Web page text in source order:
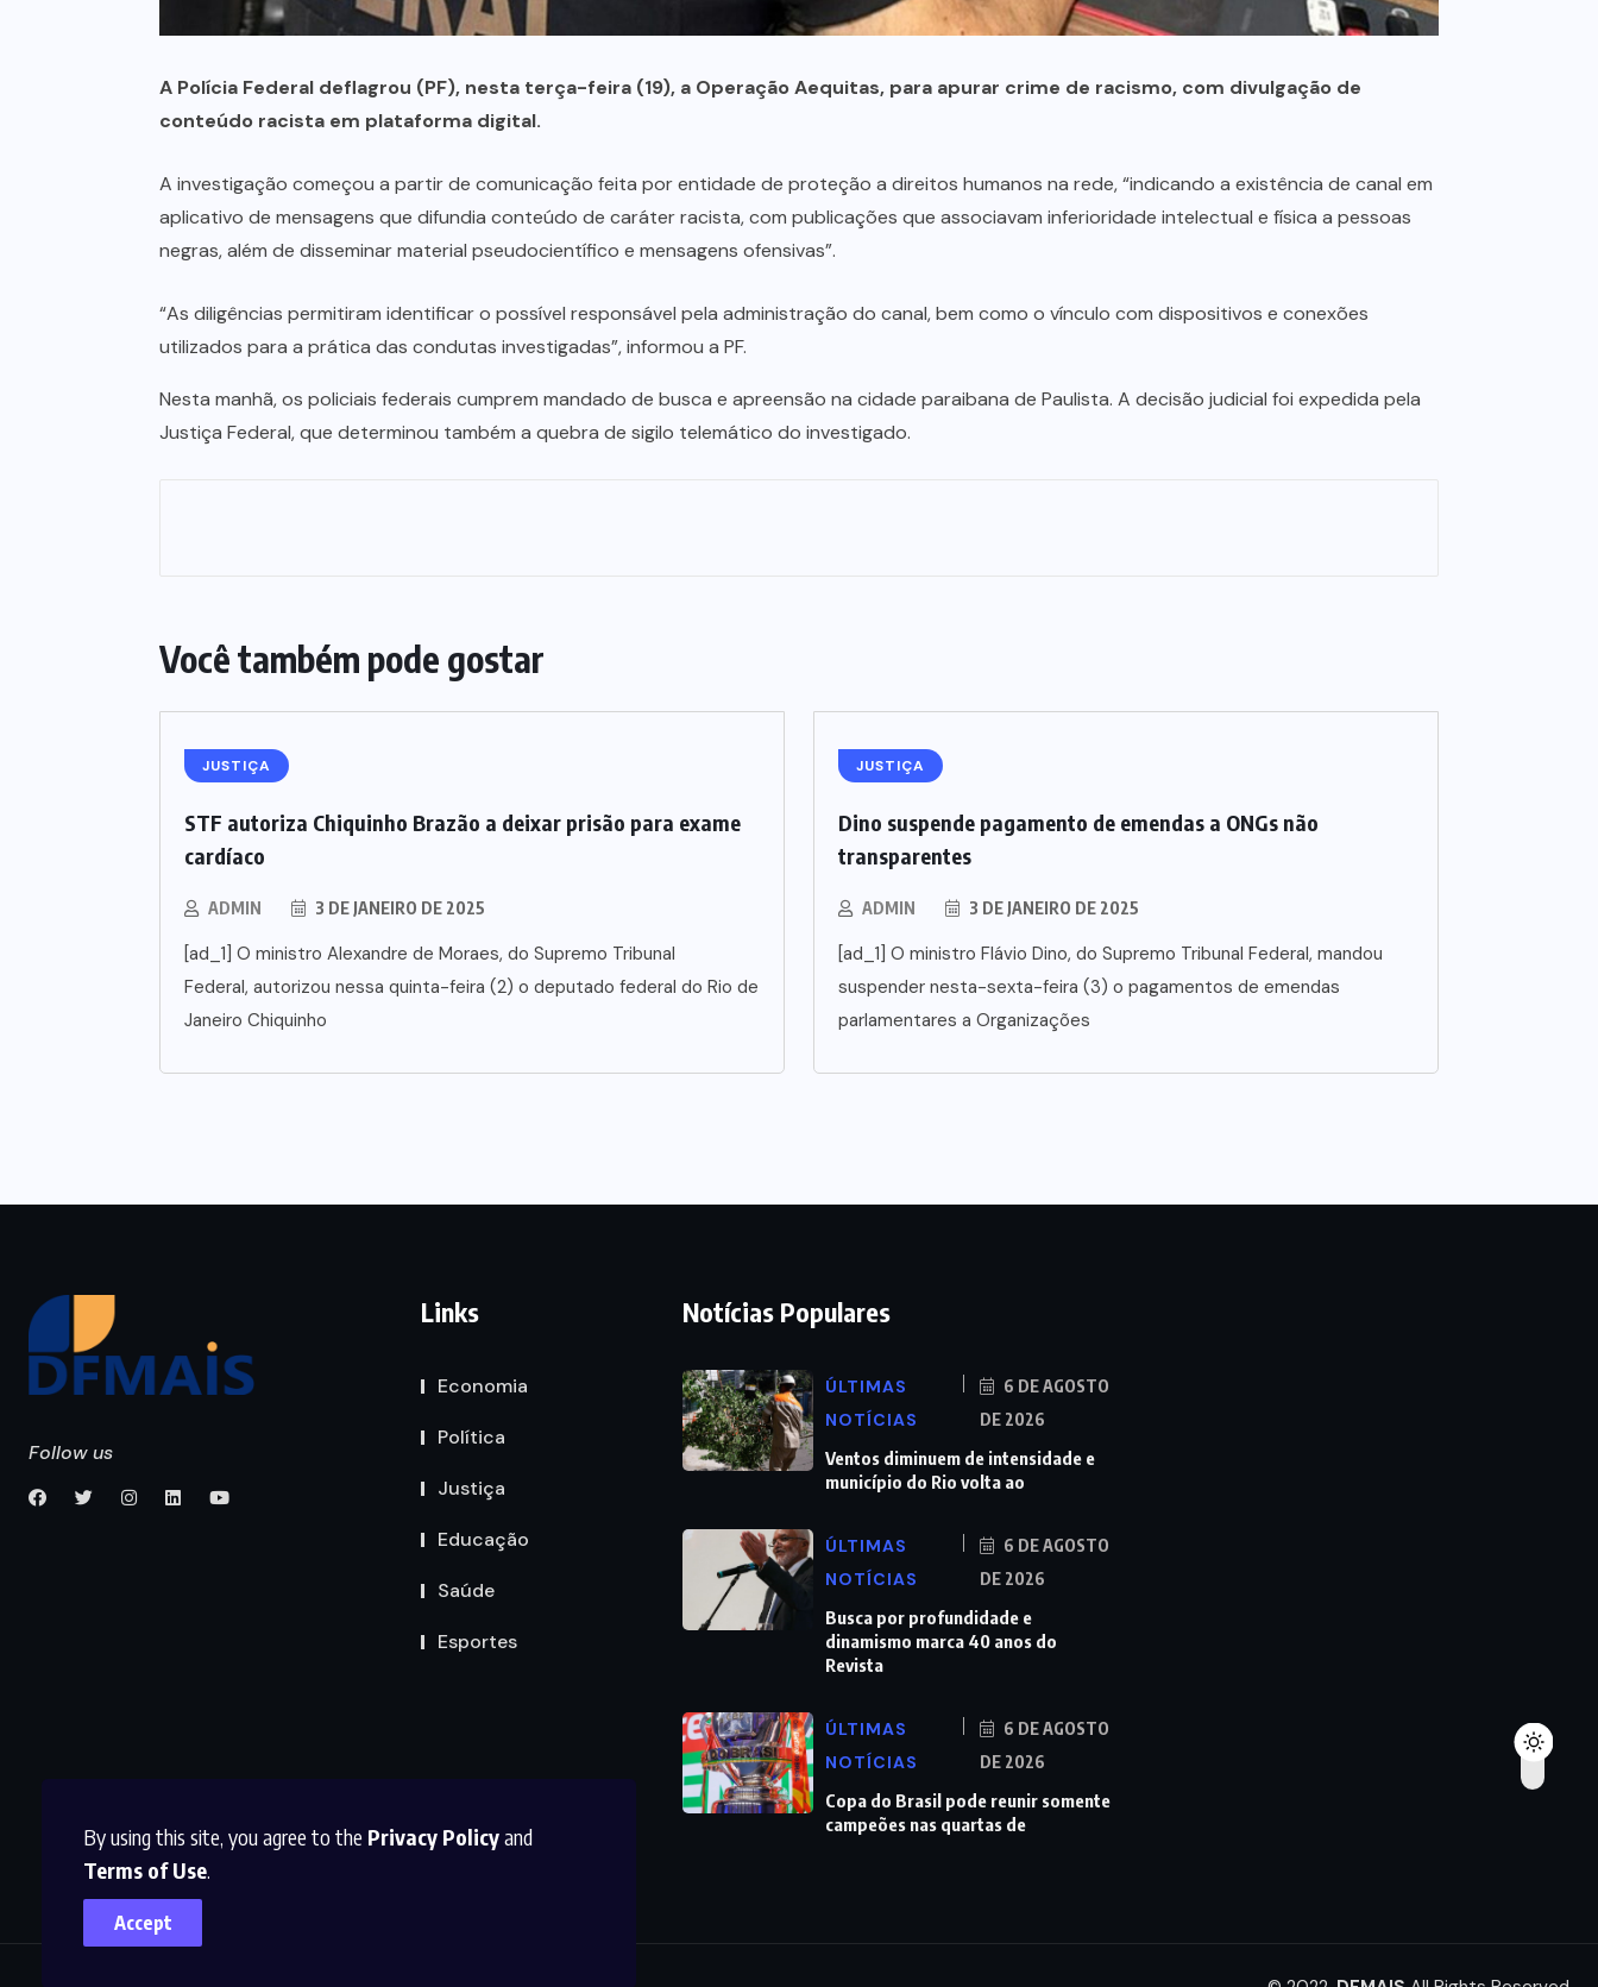
By using this site, you agree to the Privacy Policyand
Terms of Use.
Accept
A Polícia Federal deflagrou (PF), nesta terça-feira (19), a Operação Aequitas, para apurar crime de racismo, com divulgação de
conteúdo racista em plataforma digital.
A investigação começou a partir de comunicação feita por entidade de proteção a direitos humanos na rede, “indicando a existência de canal em
aplicativo de mensagens que difundia conteúdo de caráter racista, com publicações que associavam inferioridade intelectual e física a pessoas
negras, além de disseminar material pseudocientífico e mensagens ofensivas”.
“As diligências permitiram identificar o possível responsável pela administração do canal, bem como o vínculo com dispositivos e conexões
utilizados para a prática das condutas investigadas”, informou a PF.
Nesta manhã, os policiais federais cumprem mandado de busca e apreensão na cidade paraibana de Paulista. A decisão judicial foi expedida pela
Justiça Federal, que determinou também a quebra de sigilo telemático do investigado.
Você também pode gostar
JUSTIÇA
STF autoriza Chiquinho Brazão a deixar prisão para exame
cardíaco
ADMIN 3 DE JANEIRO DE 2025
[ad_1] O ministro Alexandre de Moraes, do Supremo Tribunal
Federal, autorizou nessa quinta-feira (2) o deputado federal do Rio de
Janeiro Chiquinho
JUSTIÇA
Dino suspende pagamento de emendas a ONGs não
transparentes
ADMIN 3 DE JANEIRO DE 2025
[ad_1] O ministro Flávio Dino, do Supremo Tribunal Federal, mandou
suspender nesta-sexta-feira (3) o pagamentos de emendas
parlamentares a Organizações
Follow us
Links
Economia
Política
Justiça
Educação
Saúde
Esportes
Notícias Populares
ÚLTIMAS
NOTÍCIAS
6 DE AGOSTO
DE 2026
Ventos diminuem de intensidade e
município do Rio volta ao
ÚLTIMAS
NOTÍCIAS
6 DE AGOSTO
DE 2026
Busca por profundidade e
dinamismo marca 40 anos do
Revista
ÚLTIMAS
NOTÍCIAS
6 DE AGOSTO
DE 2026
Copa do Brasil pode reunir somente
campeões nas quartas de